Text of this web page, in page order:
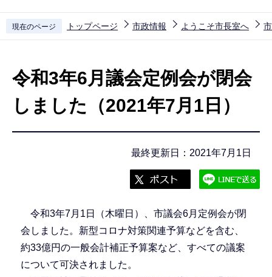
現在のページ トップページ 市政情報 ようこそ市長室へ
令和3年6月議会定例会が閉会
しました（2021年7月1日）
最終更新日：2021年7月1日
令和3年7月1日（木曜日）、市議会6月定例会が閉
会しました。新型コロナ対策関連予算などを含む、
約33億円の一般会計補正予算案など、すべての議案
について可決されました。